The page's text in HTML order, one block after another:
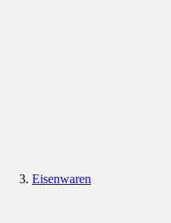
Eisenwaren